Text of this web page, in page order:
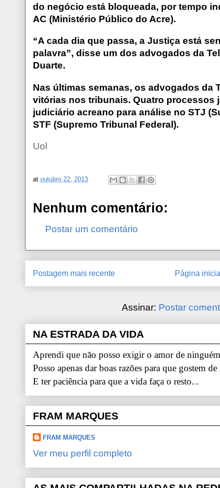
do negócio está bloqueada, por tempo
AC (Ministério Público do Acre).
“A cada dia que passa, a Justiça está
palavra”, disse um dos advogados da
Duarte.
Nas últimas semanas, os advogados da
vitórias nos tribunais. Quatro processos
judiciário acreano para análise no STJ
STF (Supremo Tribunal Federal).
Uol
at outubro 22, 2013
Nenhum comentário:
Postar um comentário
Postagem mais recente Página
Assinar: Postar
NA ESTRADA DA VIDA
Aprendi que não posso exigir o amor de
Posso apenas dar boas razões para que gostem
E ter paciência para que a vida faça o resto...
FRAM MARQUES
FRAM MARQUES
Ver meu perfil completo